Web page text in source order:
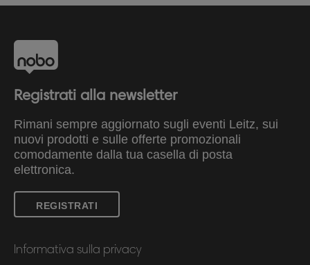
Registrati alla newsletter
Rimani sempre aggiornato sugli eventi Leitz, sui
nuovi prodotti e sulle offerte promozionali
comodamente dalla tua casella di posta
elettronica.
REGISTRATI
Informativa sulla privacy